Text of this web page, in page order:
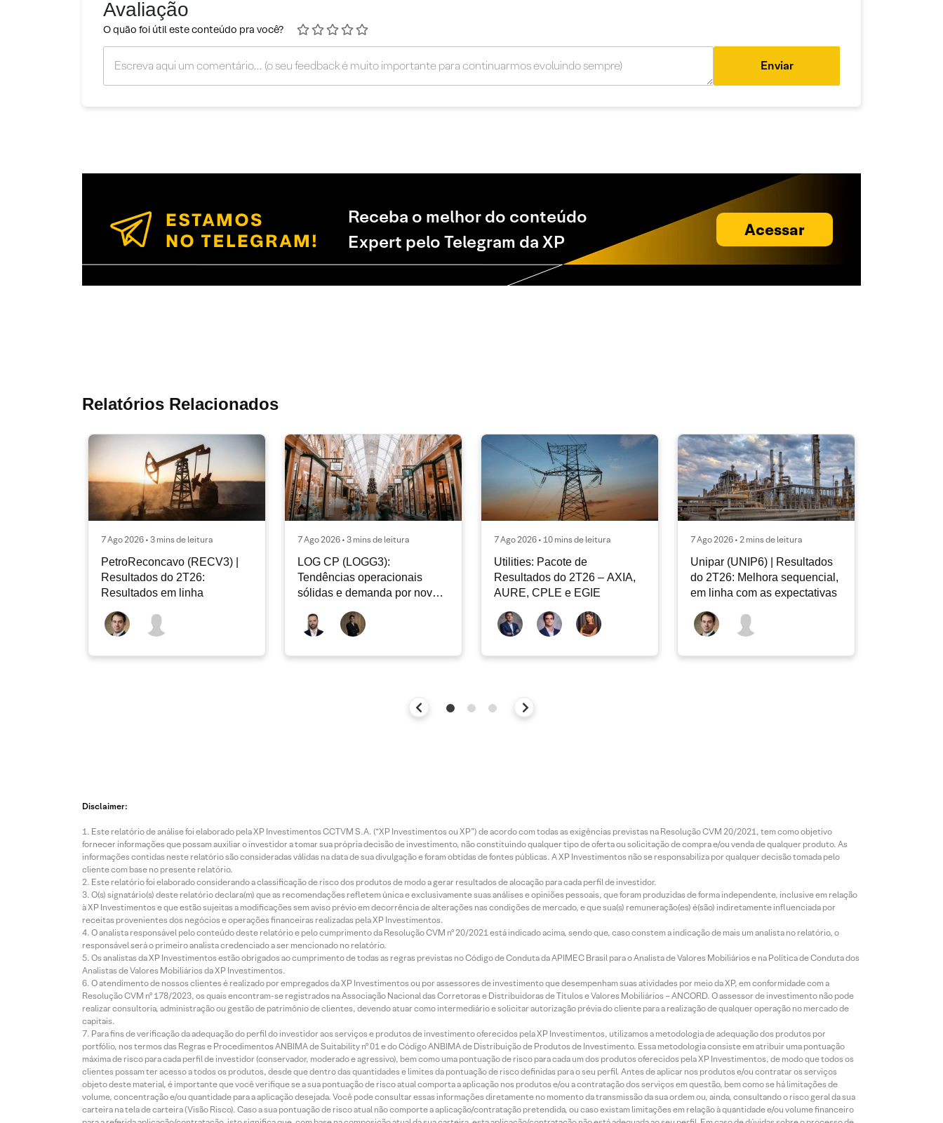
Avaliação
O quão foi útil este conteúdo pra você?
Enviar
Receba o melhor do conteúdo
Expert pelo Telegram da XP
Acessar
Relatórios Relacionados
7 Ago 2026 • 3 mins de leitura
PetroReconcavo (RECV3) |
Resultados do 2T26:
Resultados em linha
7 Ago 2026 • 3 mins de leitura
LOG CP (LOGG3):
Tendências operacionais
sólidas e demanda por nova
reciclagem de ativos
7 Ago 2026 • 10 mins de leitura
Utilities: Pacote de
Resultados do 2T26 – AXIA,
AURE, CPLE e EGIE
7 Ago 2026 • 2 mins de leitura
Unipar (UNIP6) | Resultados
do 2T26: Melhora sequencial,
em linha com as expectativas
Disclaimer:
Este relatório de análise foi elaborado pela XP Investimentos CCTVM S.A. (“XP Investimentos ou XP”) de acordo com todas as exigências previstas na Resolução CVM 20/2021, tem como objetivo
fornecer informações que possam auxiliar o investidor a tomar sua própria decisão de investimento, não constituindo qualquer tipo de oferta ou solicitação de compra e/ou venda de qualquer produto. As
informações contidas neste relatório são consideradas válidas na data de sua divulgação e foram obtidas de fontes públicas. A XP Investimentos não se responsabiliza por qualquer decisão tomada pelo
cliente com base no presente relatório.
Este relatório foi elaborado considerando a classificação de risco dos produtos de modo a gerar resultados de alocação para cada perfil de investidor.
O(s) signatário(s) deste relatório declara(m) que as recomendações refletem única e exclusivamente suas análises e opiniões pessoais, que foram produzidas de forma independente, inclusive em relação
à XP Investimentos e que estão sujeitas a modificações sem aviso prévio em decorrência de alterações nas condições de mercado, e que sua(s) remuneração(es) é(são) indiretamente influenciada por
receitas provenientes dos negócios e operações financeiras realizadas pela XP Investimentos.
O analista responsável pelo conteúdo deste relatório e pelo cumprimento da Resolução CVM nº 20/2021 está indicado acima, sendo que, caso constem a indicação de mais um analista no relatório, o
responsável será o primeiro analista credenciado a ser mencionado no relatório.
Os analistas da XP Investimentos estão obrigados ao cumprimento de todas as regras previstas no Código de Conduta da APIMEC Brasil para o Analista de Valores Mobiliários e na Política de Conduta dos
Analistas de Valores Mobiliários da XP Investimentos.
O atendimento de nossos clientes é realizado por empregados da XP Investimentos ou por assessores de investimento que desempenham suas atividades por meio da XP, em conformidade com a
Resolução CVM nº 178/2023, os quais encontram-se registrados na Associação Nacional das Corretoras e Distribuidoras de Títulos e Valores Mobiliários – ANCORD. O assessor de investimento não pode
realizar consultoria, administração ou gestão de patrimônio de clientes, devendo atuar como intermediário e solicitar autorização prévia do cliente para a realização de qualquer operação no mercado de
capitais.
Para fins de verificação da adequação do perfil do investidor aos serviços e produtos de investimento oferecidos pela XP Investimentos, utilizamos a metodologia de adequação dos produtos por
portfólio, nos termos das Regras e Procedimentos ANBIMA de Suitability nº 01 e do Código ANBIMA de Distribuição de Produtos de Investimento. Essa metodologia consiste em atribuir uma pontuação
máxima de risco para cada perfil de investidor (conservador, moderado e agressivo), bem como uma pontuação de risco para cada um dos produtos oferecidos pela XP Investimentos, de modo que todos os
clientes possam ter acesso a todos os produtos, desde que dentro das quantidades e limites da pontuação de risco definidas para o seu perfil. Antes de aplicar nos produtos e/ou contratar os serviços
objeto deste material, é importante que você verifique se a sua pontuação de risco atual comporta a aplicação nos produtos e/ou a contratação dos serviços em questão, bem como se há limitações de
volume, concentração e/ou quantidade para a aplicação desejada. Você pode consultar essas informações diretamente no momento da transmissão da sua ordem ou, ainda, consultando o risco geral da sua
carteira na tela de carteira (Visão Risco). Caso a sua pontuação de risco atual não comporte a aplicação/contratação pretendida, ou caso existam limitações em relação à quantidade e/ou volume financeiro